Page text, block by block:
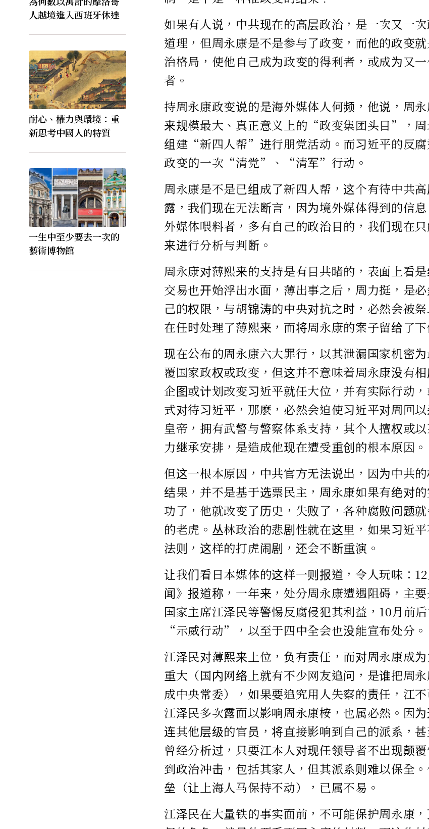
人越境進入西班牙休達
耐心、權力與環境：重
新思考中國人的特質
一生中至少要去一次的
藝術博物館
如果有人说，中共现在的高层政治，是一次又一
道理，但周永康是不是参与了政变，而他的政变
治格局，使他自己成为政变的得利者，或成为又
者。
持周永康政变说的是海外媒体人何频，他说，周
来规模最大、真正意义上的“政变集团头目”，
组建“新四人帮”进行朋党活动。而习近平的反腐
政变的一次“清党”、“清军”行动。
周永康是不是已组成了新四人帮，这个有待中共
露，我们现在无法断言，因为境外媒体得到的信
外媒体喂料者，多有自己的政治目的，我们现在
来进行分析与判断。
周永康对薄熙来的支持是有目共睹的，表面上看
交易也开始浮出水面，薄出事之后，周力挺，是
己的权限，与胡锦涛的中央对抗之时，必然会被
在任时处理了薄熙来，而将周永康的案子留给了下
现在公布的周永康六大罪行，以其泄漏国家机密
覆国家政权或政变，但这并不意味着周永康没有
企图或计划改变习近平就任大位，并有实际行动
式对待习近平，那麽，必然会迫使习近平对周回
皇帝，拥有武警与警察体系支持，其个人擅权或
力继承安排，是造成他现在遭受重创的根本原因。
但这一根本原因，中共官方无法说出，因为中共
结果，并不是基于选票民主，周永康如果有绝对
功了，他就改变了历史，失败了，各种腐败问题
的老虎。丛林政治的悲剧性就在这里，如果习近
法则，这样的打虎闹剧，还会不断重演。
让我们看日本媒体的这样一则报道，令人玩味：
闻》报道称，一年来，处分周永康遭遇阻碍，主
国家主席江泽民等警惕反腐侵犯其利益，10月前
“示威行动”，以至于四中全会也没能宣布处分。
江泽民对薄熙来上位，负有责任，而对周永康成
重大（国内网络上就有不少网友追问，是谁把周
成中央常委），如果要追究用人失察的责任，江
江泽民多次露面以影响周永康桉，也属必然。因
连其他层级的官员，将直接影响到自己的派系，
曾经分析过，只要江本人对现任领导者不出现颠
到政治冲击，包括其家人，但其派系则难以保全
垒（让上海人马保持不动），已属不易。
江泽民在大量铁的事实面前，不可能保护周永康